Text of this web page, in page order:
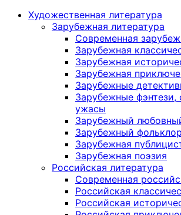
Художественная литература
Зарубежная литература
Современная
Зарубежная
Зарубежная
Зарубежная
Зарубежные
Зарубежные фэнтези,
ужасы
Зарубежный
Зарубежный фольклор
Зарубежная
Зарубежная поэзия
Российская литература
Современная
Российская
Российская